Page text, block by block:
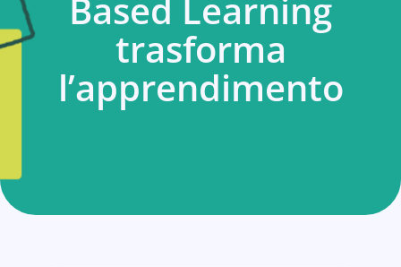
Based Learning
trasforma
l’apprendimento